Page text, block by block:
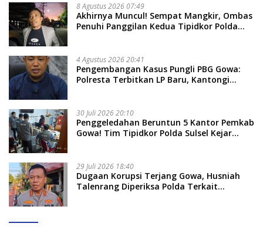
8 Agustus 2026 07:49
Akhirnya Muncul! Sempat Mangkir, Ombas
Penuhi Panggilan Kedua Tipidkor Polda
4 Agustus 2026 20:41
Pengembangan Kasus Pungli PBG Gowa:
Polresta Terbitkan LP Baru, Kantongi
30 Juli 2026 20:10
Penggeledahan Beruntun 5 Kantor Pemkab
Gowa! Tim Tipidkor Polda Sulsel Kejar
29 Juli 2026 18:40
Dugaan Korupsi Terjang Gowa, Husniah
Talenrang Diperiksa Polda Terkait